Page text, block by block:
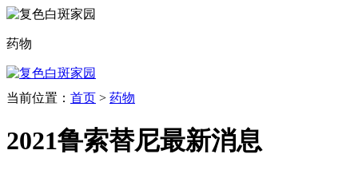
药物
当前位置： 首页 > 药物
2021鲁索替尼最新消息